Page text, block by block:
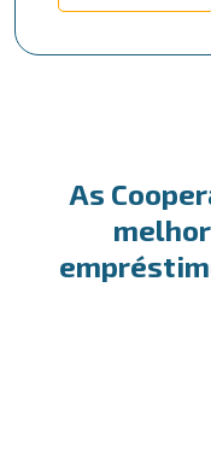
As